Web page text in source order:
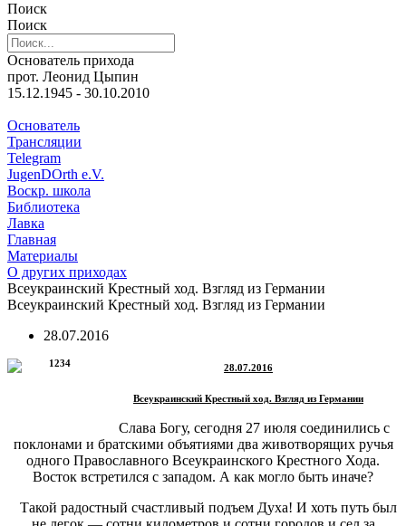
Поиск
Поиск
Основатель прихода
прот. Леонид Цыпин
15.12.1945 - 30.10.2010
Основатель
Трансляции
Telegram
JugenDOrth e.V.
Воскр. школа
Библиотека
Лавка
Главная
Материалы
О других приходах
Всеукраинский Крестный ход. Взгляд из Германии
Всеукраинский Крестный ход. Взгляд из Германии
28.07.2016
28.07.2016
Всеукраинский Крестный ход. Взгляд из Германии
Слава Богу, сегодня 27 июля соединились с
поклонами и братскими объятиями два животворящих ручья
одного Православного Всеукраинского Крестного Хода.
Восток встретился с западом. А как могло быть иначе?
Такой радостный счастливый подъем Духа! И хоть путь был